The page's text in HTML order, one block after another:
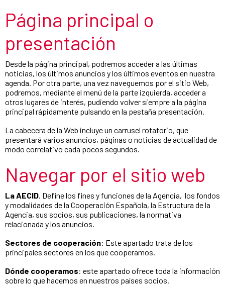
Página principal o
presentación
Desde la página principal, podremos acceder a las últimas
noticias, los últimos anuncios y los últimos eventos en nuestra
agenda. Por otra parte, una vez naveguemos por el sitio Web,
podremos, mediante el menú de la parte izquierda, acceder a
otros lugares de interés, pudiendo volver siempre a la página
principal rápidamente pulsando en la pestaña presentación.
La cabecera de la Web incluye un carrusel rotatorio, que
presentará varios anuncios, páginas o noticias de actualidad de
modo correlativo cada pocos segundos.
Navegar por el sitio web
La AECID. Define los fines y funciones de la Agencia, los fondos
y modalidades de la Cooperación Española, la Estructura de la
Agencia, sus socios, sus publicaciones, la normativa
relacionada y los anuncios.
Sectores de cooperación: Este apartado trata de los
principales sectores en los que cooperamos.
Dónde cooperamos: este apartado ofrece toda la información
sobre lo que hacemos en nuestros países socios.